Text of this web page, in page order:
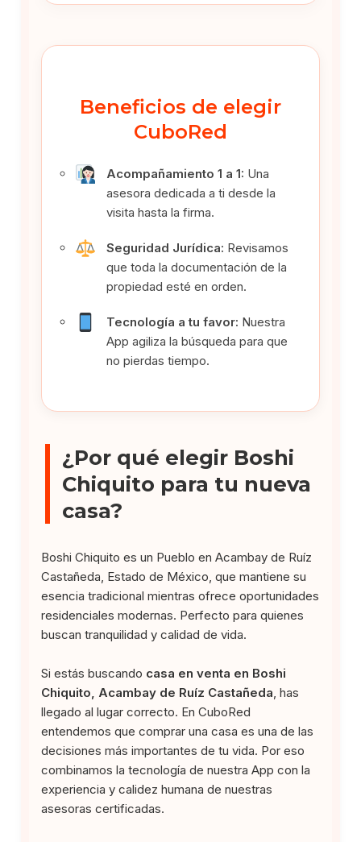
Beneficios de elegir
CuboRed
Acompañamiento 1 a 1: Una
asesora dedicada a ti desde la
visita hasta la firma.
Seguridad Jurídica: Revisamos
que toda la documentación de la
propiedad esté en orden.
Tecnología a tu favor: Nuestra
App agiliza la búsqueda para que
no pierdas tiempo.
¿Por qué elegir Boshi
Chiquito para tu nueva
casa?
Boshi Chiquito es un Pueblo en Acambay de Ruíz
Castañeda, Estado de México, que mantiene su
esencia tradicional mientras ofrece oportunidades
residenciales modernas. Perfecto para quienes
buscan tranquilidad y calidad de vida.
Si estás buscando casa en venta en Boshi
Chiquito, Acambay de Ruíz Castañeda , has
llegado al lugar correcto. En CuboRed
entendemos que comprar una casa es una de las
decisiones más importantes de tu vida. Por eso
combinamos la tecnología de nuestra App con la
experiencia y calidez humana de nuestras
asesoras certificadas.